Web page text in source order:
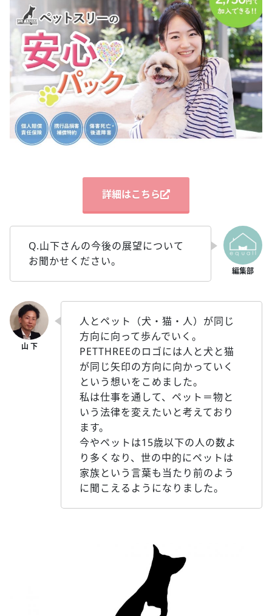
詳細はこちら
Q.山下さんの今後の展望について
お聞かせください。
人とペット（犬・猫・人）が同じ
方向に向って歩んでいく。
PETTHREEのロゴには人と犬と猫
が同じ矢印の方向に向かっていく
という想いをこめました。
私は仕事を通して、ペット＝物と
いう法律を変えたいと考えており
ます。
今やペットは15歳以下の人の数よ
り多くなり、世の中的にペットは
家族という言葉も当たり前のよう
に聞こえるようになりました。